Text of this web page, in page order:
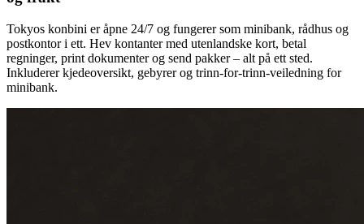
Tokyos konbini er åpne 24/7 og fungerer som minibank, rådhus og
postkontor i ett. Hev kontanter med utenlandske kort, betal
regninger, print dokumenter og send pakker – alt på ett sted.
Inkluderer kjedeoversikt, gebyrer og trinn-for-trinn-veiledning for
minibank.